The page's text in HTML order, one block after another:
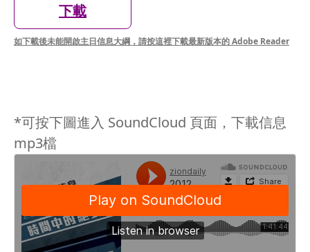
下載
如下載後未能開啟主日信息大綱，請按這裡下載最新版本的 Adobe Reader
*可按下圖進入 SoundCloud 頁面，下載信息
mp3檔